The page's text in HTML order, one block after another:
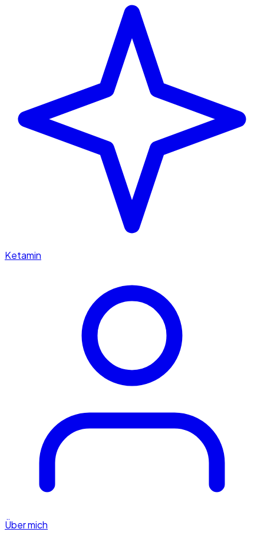
Ketamin
Über mich